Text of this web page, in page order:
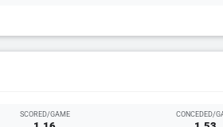
SCORED/GAME CONCEDED/